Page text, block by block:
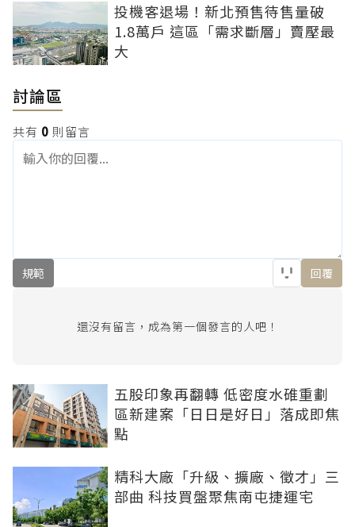
投機客退場！新北預售待售量破
1.8萬戶 這區「需求斷層」賣壓最
大
討論區
共有 0 則留言
規範 回覆
還沒有留言，成為第一個發言的人吧！
五股印象再翻轉 低密度水碓重劃
區新建案「日日是好日」落成即焦
點
精科大廠「升級、擴廠、徵才」三
部曲 科技買盤聚焦南屯捷運宅